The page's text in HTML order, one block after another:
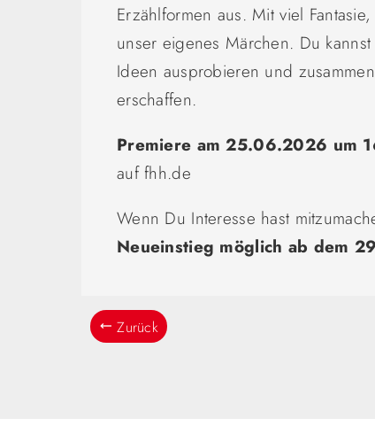
Erzählformen aus. Mit viel
unser eigenes Märchen. Du
Ideen ausprobieren und
erschaffen.
Premiere am 25.06.2026 um
auf fhh.de
Wenn Du Interesse hast
Neueinstieg möglich ab dem
Zurück